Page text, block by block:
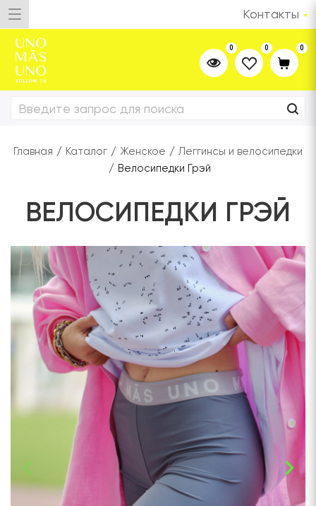
Контакты
0 0 0
Главная / Каталог / Женское / Леггинсы и велосипедки
/ Велосипедки Грэй
ВЕЛОСИПЕДКИ ГРЭЙ